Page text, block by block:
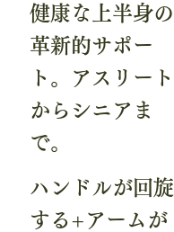
健康な上半身の
革新的サポー
ト。アスリート
からシニアま
で。
ハンドルが回旋
する+アームが